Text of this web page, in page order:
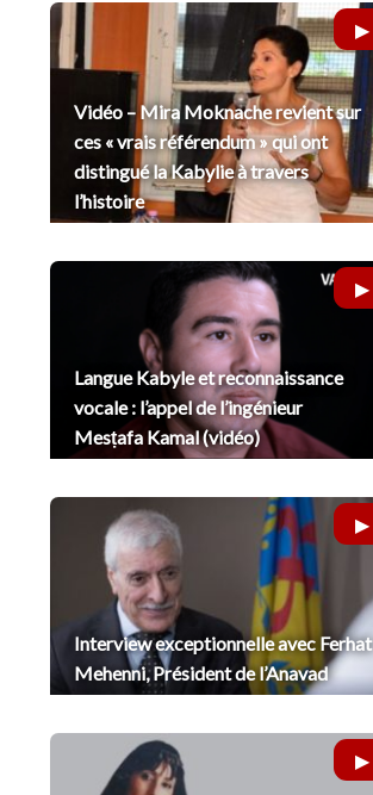
Vidéo – Mira Moknache revient sur
ces « vrais référendum » qui ont
distingué la Kabylie à travers
l’histoire
Langue Kabyle et reconnaissance
vocale : l’appel de l’ingénieur
Mesṭafa Kamal (vidéo)
Interview exceptionnelle avec Ferhat
Mehenni, Président de l’Anavad